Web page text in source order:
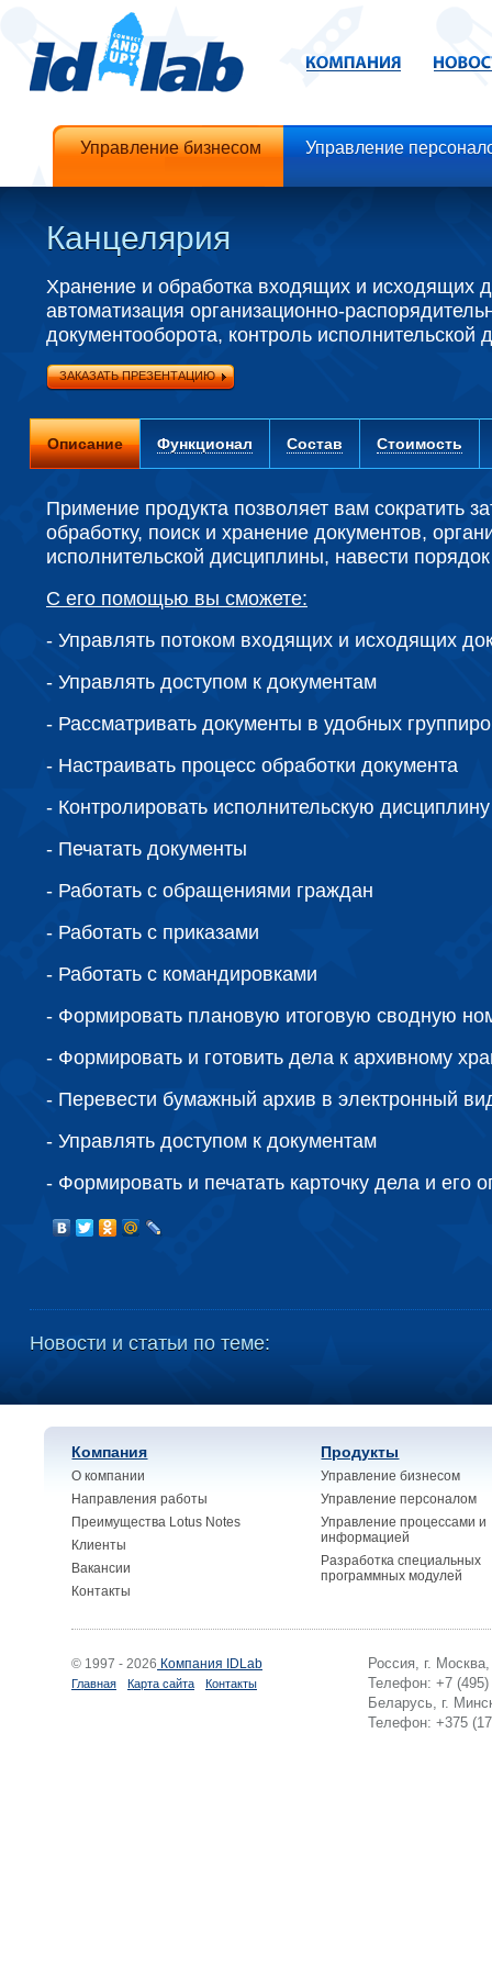
Управление бизнесом Управление
Канцелярия
Хранение и обработка входящих и исходящих
автоматизация организационно-
документооборота, контроль исполнительской
ЗАКАЗАТЬ ПРЕЗЕНТАЦИЮ
Описание Функционал Состав Стоимость
Примение продукта позволяет вам сократить
обработку, поиск и хранение документов,
исполнительской дисциплины, навести
С его помощью вы сможете:
- Управлять потоком входящих и исходящих
- Управлять доступом к документам
- Рассматривать документы в удобных
- Настраивать процесс обработки документа
- Контролировать исполнительскую дисциплину
- Печатать документы
- Работать с обращениями граждан
- Работать с приказами
- Работать с командировками
- Формировать плановую итоговую сводную
- Формировать и готовить дела к архивному
- Перевести бумажный архив в электронный
- Управлять доступом к документам
- Формировать и печатать карточку дела и его
Новости и статьи по теме:
Компания
О компании
Направления работы
Преимущества Lotus Notes
Клиенты
Вакансии
Контакты
Продукты
Управление бизнесом
Управление персоналом
Управление процессами и
информацией
Разработка специальных
программных модулей
© 1997 - 2026 Компания IDLab
Главная Карта сайта Контакты
Россия, г.
Телефон: +7 (495)
Беларусь, г.
Телефон: +375